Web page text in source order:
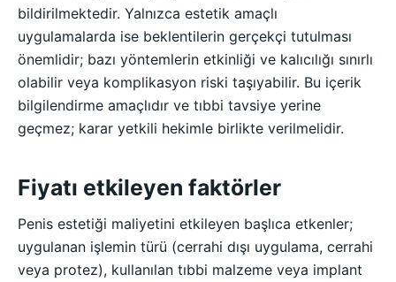
bildirilmektedir. Yalnızca estetik amaçlı
uygulamalarda ise beklentilerin gerçekçi tutulması
önemlidir; bazı yöntemlerin etkinliği ve kalıcılığı sınırlı
olabilir veya komplikasyon riski taşıyabilir. Bu içerik
bilgilendirme amaçlıdır ve tıbbi tavsiye yerine
geçmez; karar yetkili hekimle birlikte verilmelidir.
Fiyatı etkileyen faktörler
Penis estetiği maliyetini etkileyen başlıca etkenler;
uygulanan işlemin türü (cerrahi dışı uygulama, cerrahi
veya protez), kullanılan tıbbi malzeme veya implant